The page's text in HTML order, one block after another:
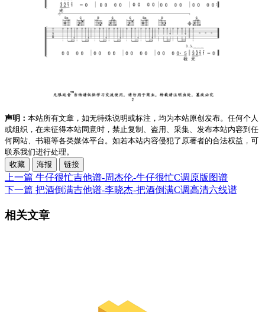
声明： 本站所有文章，如无特殊说明或标注，均为本站原创发布。任何个人
或组织，在未征得本站同意时，禁止复制、盗用、采集、发布本站内容到任
何网站、书籍等各类媒体平台。如若本站内容侵犯了原著者的合法权益，可
联系我们进行处理。
收藏
海报 链接
上一篇 牛仔很忙吉他谱-周杰伦-牛仔很忙C调原版图谱
下一篇 把酒倒满吉他谱-李晓杰-把酒倒满C调高清六线谱
相关文章